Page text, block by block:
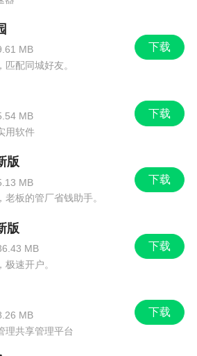
的视觉皮层。与Split-Depth GIF
增强了肉眼观看时的3D效果/ 3D
能够动起来不再只是用静态的效
人都能透过手机拍摄3D立体图片
片预览，让您在拍完图片后可以
的3D效果
轻松分享您的3D图片，不需复杂
下载
MB
匹配同城好友。
下载
MB
用软件
下载
版
MB
老板的管厂省钱助手。
下载
版
MB
极速开户。
下载
MB
理共享管理平台